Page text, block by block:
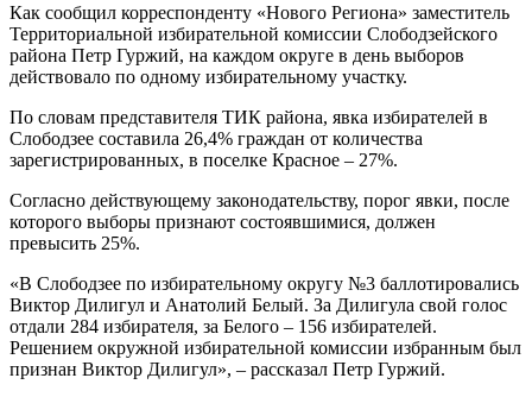
Как сообщил корреспонденту «Нового Региона» заместитель
Территориальной избирательной комиссии Слободзейского
района Петр Гуржий, на каждом округе в день выборов
действовало по одному избирательному участку.
По словам представителя ТИК района, явка избирателей в
Слободзее составила 26,4% граждан от количества
зарегистрированных, в поселке Красное – 27%.
Согласно действующему законодательству, порог явки, после
которого выборы признают состоявшимися, должен
превысить 25%.
«В Слободзее по избирательному округу №3 баллотировались
Виктор Дилигул и Анатолий Белый. За Дилигула свой голос
отдали 284 избирателя, за Белого – 156 избирателей.
Решением окружной избирательной комиссии избранным был
признан Виктор Дилигул», – рассказал Петр Гуржий.